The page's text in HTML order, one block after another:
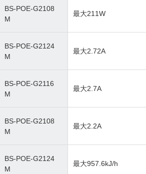
BS-POE-G2108
M
最大211W
BS-POE-G2124
M
最大2.72A
BS-POE-G2116
M
最大2.7A
BS-POE-G2108
M
最大2.2A
BS-POE-G2124
M
最大957.6kJ/h